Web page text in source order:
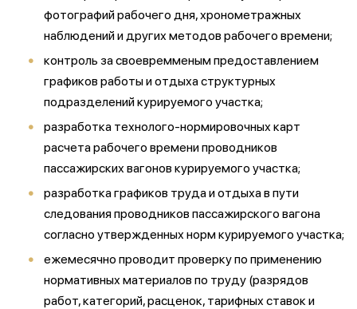
фотографий рабочего дня, хронометражных
наблюдений и других методов рабочего времени;
контроль за своевремменым предоставлением
графиков работы и отдыха структурных
подразделений курируемого участка;
разработка технолого-нормировочных карт
расчета рабочего времени проводников
пассажирских вагонов курируемого участка;
разработка графиков труда и отдыха в пути
следования проводников пассажирского вагона
согласно утвержденных норм курируемого участка;
ежемесячно проводит проверку по применению
нормативных материалов по труду (разрядов
работ, категорий, расценок, тарифных ставок и